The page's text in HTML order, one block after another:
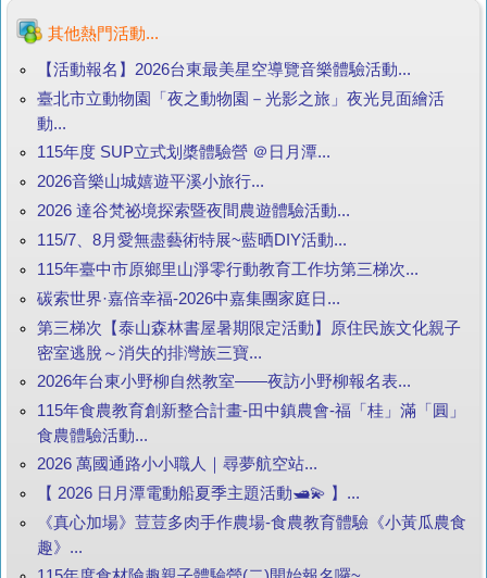
其他熱門活動...
【活動報名】2026台東最美星空導覽音樂體驗活動...
臺北市立動物園「夜之動物園－光影之旅」夜光見面繪活
動...
115年度 SUP立式划槳體驗營 ＠日月潭...
2026音樂山城嬉遊平溪小旅行...
2026 達谷梵祕境探索暨夜間農遊體驗活動...
115/7、8月愛無盡藝術特展~藍晒DIY活動...
115年臺中市原鄉里山淨零行動教育工作坊第三梯次...
碳索世界·嘉倍幸福-2026中嘉集團家庭日...
第三梯次【泰山森林書屋暑期限定活動】原住民族文化親子
密室逃脫～消失的排灣族三寶...
2026年台東小野柳自然教室——夜訪小野柳報名表...
115年食農教育創新整合計畫-田中鎮農會-福「桂」滿「圓」
食農體驗活動...
2026 萬國通路小小職人｜尋夢航空站...
【 2026 日月潭電動船夏季主題活動🛥️💫 】...
《真心加場》荳荳多肉手作農場-食農教育體驗《小黃瓜農食
趣》...